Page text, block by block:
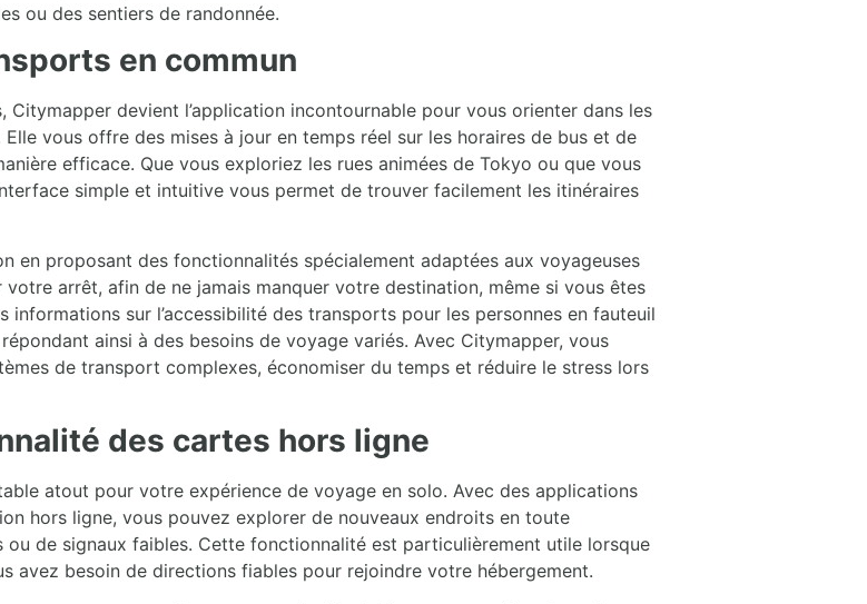
ou des sentiers de randonnée.
en commun
devient l’application incontournable pour vous orienter dans les
vous offre des mises à jour en temps réel sur les horaires de bus et de
efficace. Que vous exploriez les rues animées de Tokyo ou que vous
simple et intuitive vous permet de trouver facilement les itinéraires
en proposant des fonctionnalités spécialement adaptées aux voyageuses
arrêt, afin de ne jamais manquer votre destination, même si vous êtes
informations sur l’accessibilité des transports pour les personnes en fauteuil
ainsi à des besoins de voyage variés. Avec Citymapper, vous
de transport complexes, économiser du temps et réduire le stress lors
des cartes hors ligne
atout pour votre expérience de voyage en solo. Avec des applications
hors ligne, vous pouvez explorer de nouveaux endroits en toute
de signaux faibles. Cette fonctionnalité est particulièrement utile lorsque
avez besoin de directions fiables pour rejoindre votre hébergement.